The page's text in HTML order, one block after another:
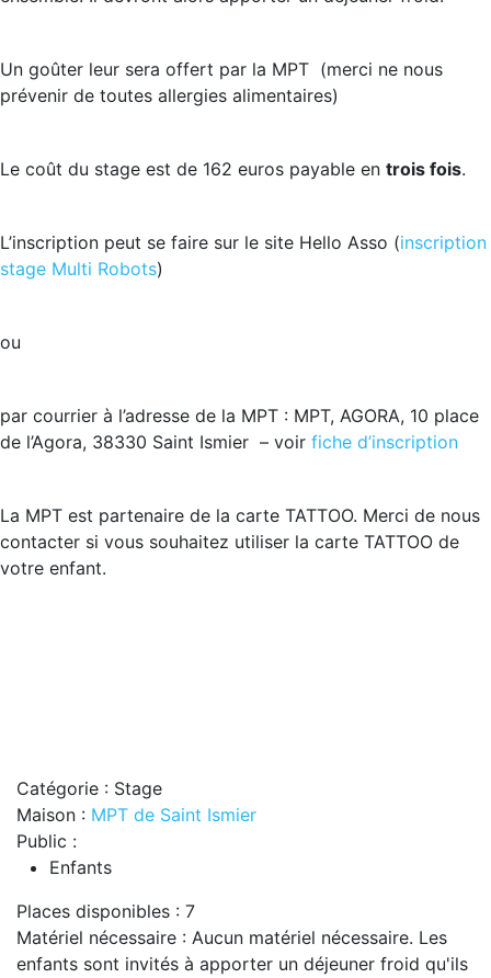
Un goûter leur sera offert par la MPT (merci ne nous
prévenir de toutes allergies alimentaires)
Le coût du stage est de 162 euros payable en trois fois.
L’inscription peut se faire sur le site Hello Asso (inscription
stage Multi Robots)
ou
par courrier à l’adresse de la MPT : MPT, AGORA, 10 place
de l’Agora, 38330 Saint Ismier – voir fiche d’inscription
La MPT est partenaire de la carte TATTOO. Merci de nous
contacter si vous souhaitez utiliser la carte TATTOO de
votre enfant.
Catégorie : Stage
Maison : MPT de Saint Ismier
Public :
Enfants
Places disponibles : 7
Matériel nécessaire : Aucun matériel nécessaire. Les
enfants sont invités à apporter un déjeuner froid qu'ils